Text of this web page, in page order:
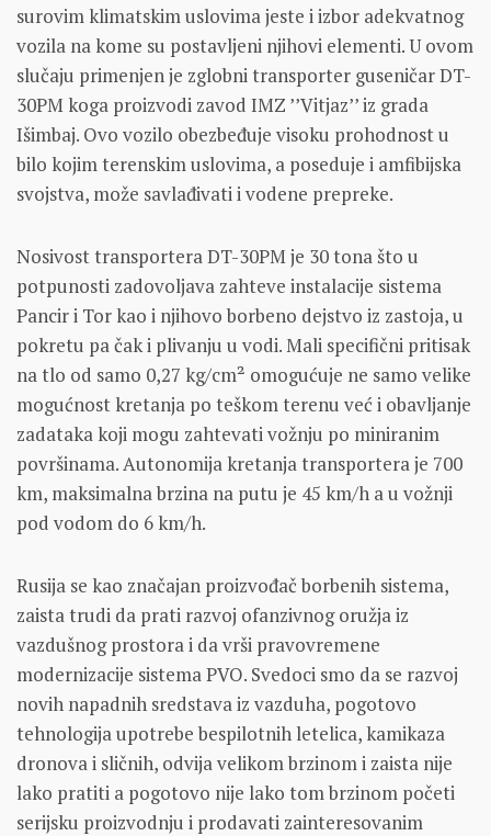
surovim klimatskim uslovima jeste i izbor adekvatnog
vozila na kome su postavljeni njihovi elementi. U ovom
slučaju primenjen je zglobni transporter guseničar DT-
30PM koga proizvodi zavod IMZ ’’Vitjaz’’ iz grada
Išimbaj. Ovo vozilo obezbeđuje visoku prohodnost u
bilo kojim terenskim uslovima, a poseduje i amfibijska
svojstva, može savlađivati i vodene prepreke.
Nosivost transportera DT-30PM je 30 tona što u
potpunosti zadovoljava zahteve instalacije sistema
Pancir i Tor kao i njihovo borbeno dejstvo iz zastoja, u
pokretu pa čak i plivanju u vodi. Mali specifični pritisak
na tlo od samo 0,27 kg/cm² omogućuje ne samo velike
mogućnost kretanja po teškom terenu već i obavljanje
zadataka koji mogu zahtevati vožnju po miniranim
površinama. Autonomija kretanja transportera je 700
km, maksimalna brzina na putu je 45 km/h a u vožnji
pod vodom do 6 km/h.
Rusija se kao značajan proizvođač borbenih sistema,
zaista trudi da prati razvoj ofanzivnog oružja iz
vazdušnog prostora i da vrši pravovremene
modernizacije sistema PVO. Svedoci smo da se razvoj
novih napadnih sredstava iz vazduha, pogotovo
tehnologija upotrebe bespilotnih letelica, kamikaza
dronova i sličnih, odvija velikom brzinom i zaista nije
lako pratiti a pogotovo nije lako tom brzinom početi
serijsku proizvodnju i prodavati zainteresovanim